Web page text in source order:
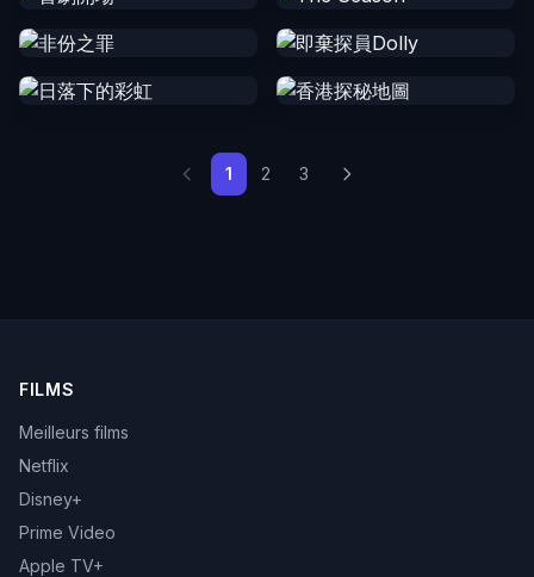
1 2 3
FILMS
Meilleurs films
Netflix
Disney+
Prime Video
Apple TV+